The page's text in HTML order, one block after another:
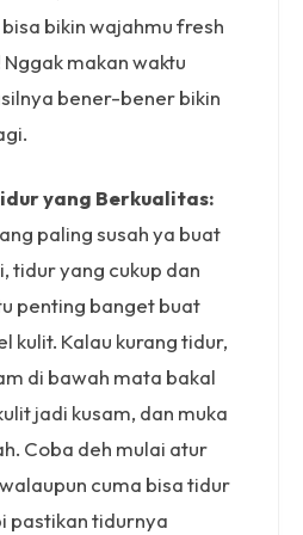
bikin wajahmu fresh
makan waktu
bener-bener bikin
yang Berkualitas:
paling susah ya buat
tidur yang cukup dan
penting banget buat
kulit. Kalau kurang tidur,
di bawah mata bakal
jadi kusam, dan muka
Coba deh mulai atur
cuma bisa tidur
pastikan tidurnya